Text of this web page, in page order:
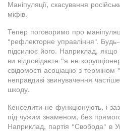
Маніпуляції, скасування
міфів.
Тепер поговоримо про
"рефлекторне управління".
підсилює його. Наприклад, якщо
ви відповідаєте "я не
свідомості асоціацію з терміном
неправдиві звинувачення
шкоду.
Кенселити не функціонують, і
під чужим знаменом, без прямого
Наприклад, партія "Свобода" в